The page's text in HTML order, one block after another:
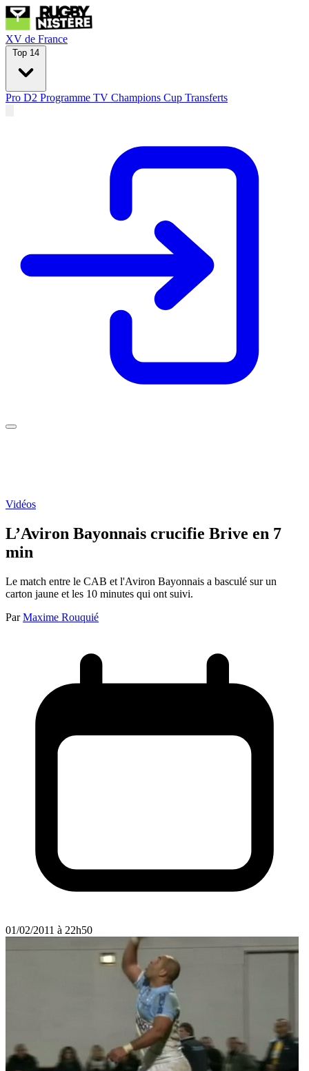
XV de France
Top 14
Pro D2 Programme TV Champions Cup Transferts
Vidéos
L’Aviron Bayonnais crucifie Brive en 7
min
Le match entre le CAB et l'Aviron Bayonnais a basculé sur un
carton jaune et les 10 minutes qui ont suivi.
Par Maxime Rouquié
01/02/2011 à 22h50